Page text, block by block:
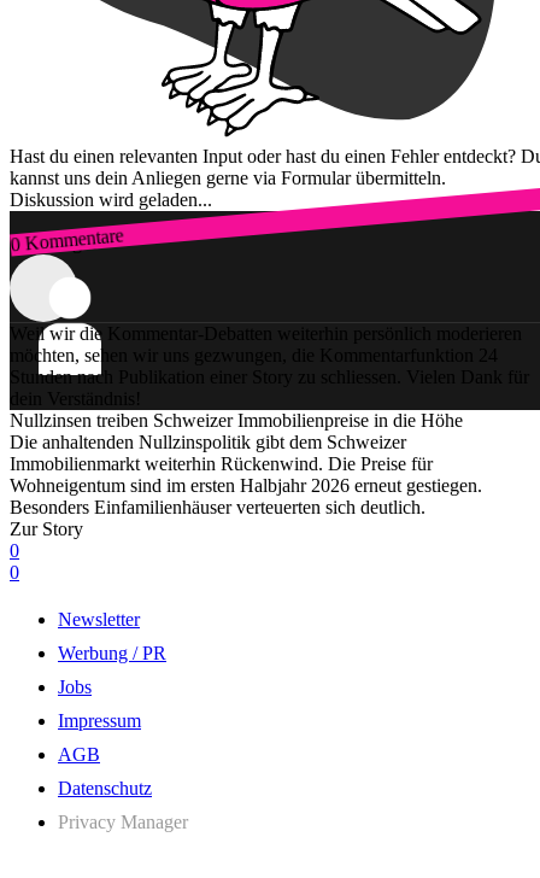
Hast du einen relevanten Input oder hast du einen Fehler entdeckt?
kannst uns dein Anliegen gerne via Formular übermitteln.
Diskussion wird geladen...
0 Kommentare
Zum Login
Weil wir die Kommentar-Debatten weiterhin persönlich moderieren
möchten, sehen wir uns gezwungen, die Kommentarfunktion 24
Stunden nach Publikation einer Story zu schliessen. Vielen Dank für
dein Verständnis!
Nullzinsen treiben Schweizer Immobilienpreise in die Höhe
Die anhaltenden Nullzinspolitik gibt dem Schweizer
Immobilienmarkt weiterhin Rückenwind. Die Preise für
Wohneigentum sind im ersten Halbjahr 2026 erneut gestiegen.
Besonders Einfamilienhäuser verteuerten sich deutlich.
Zur Story
0
0
Newsletter
Werbung / PR
Jobs
Impressum
AGB
Datenschutz
Privacy Manager